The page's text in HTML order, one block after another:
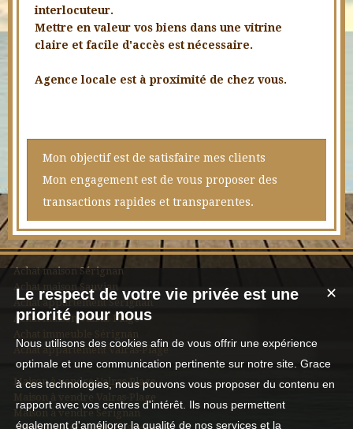
interlocuteur.
Mettre en valeur vos biens dans une vitrine
claire et facile d'accès est nécessaire.
Agence locale est à proximité de chez vous.
Mon objectif est de satisfaire mes clients
Mon engagement est de vous proposer des
transactions rapides et transparentes.
Achat maison Sérignan
Achat maison Sauvian
Achat appartement Sérignan
Achat maison Valras-Plage
Achat immeuble Sérignan
Achat appartement Valras-Plage
Maison à vendre Valras-Plage
Maison à vendre Valras-Plage
Maison à vendre Sérignan
✕
Le respect de votre vie privée est une
priorité pour nous
Nous utilisons des cookies afin de vous offrir une expérience
optimale et une communication pertinente sur notre site. Grace
à ces technologies, nous pouvons vous proposer du contenu en
rapport avec vos centres d'intérêt. Ils nous permettent
également d'améliorer la qualité de nos services et la